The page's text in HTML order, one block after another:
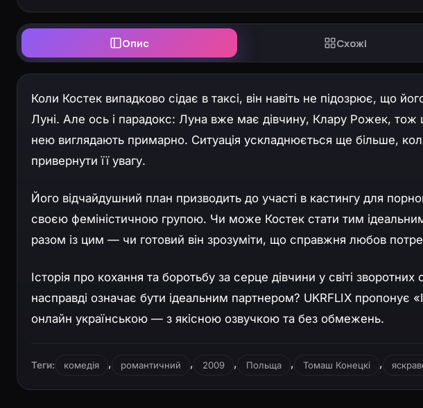
Опис Схожі
Коли Костек випадково сідає в таксі, він навіть не підозрює, що
Луні. Але ось і парадокс: Луна вже має дівчину, Клару Рожек, тож
нею виглядають примарно. Ситуація ускладнюється ще більше,
привернути її увагу.
Його відчайдушний план призводить до участі в кастингу для
своєю феміністичною групою. Чи може Костек стати тим
разом із цим — чи готовий він зрозуміти, що справжня любов
Історія про кохання та боротьбу за серце дівчини у світі
насправді означає бути ідеальним партнером? UKRFLIX пропонує
онлайн українською — з якісною озвучкою та без обмежень.
Теги: комедія , романтичний , 2009 , Польща , Томаш Конецкі ,